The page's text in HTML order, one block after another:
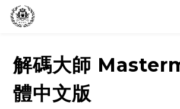
解碼大師
體中文版